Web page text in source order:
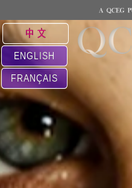
中 文
ENGLISH
FRANÇAIS